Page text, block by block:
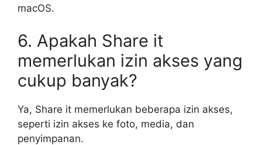
macOS.
6. Apakah Share it
memerlukan izin akses yang
cukup banyak?
Ya, Share it memerlukan beberapa izin akses,
seperti izin akses ke foto, media, dan
penyimpanan.